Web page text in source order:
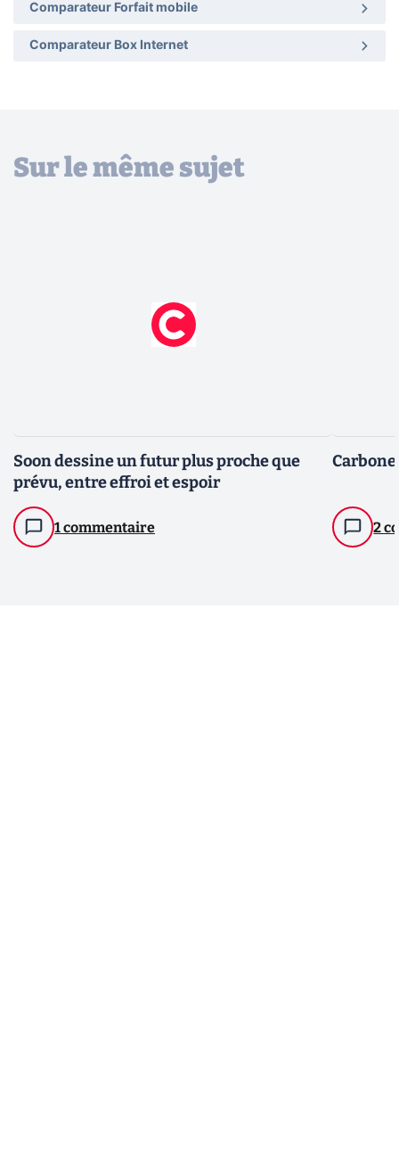
Comparateur Forfait mobile
Comparateur Box Internet
Sur le même sujet
Soon dessine un futur plus proche que
prévu, entre effroi et espoir
1 commentaire 2